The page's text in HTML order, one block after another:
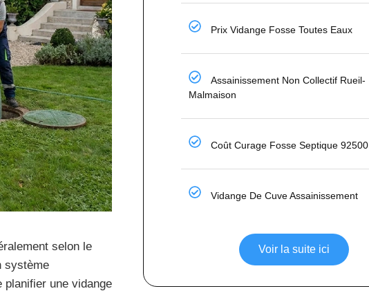
selon le
système
planifier une vidange
Prix Vidange Fosse Toutes Eaux
Assainissement Non Collectif Rueil-
Malmaison
Coût Curage Fosse Septique 92500
Vidange De Cuve Assainissement
Voir la suite ici